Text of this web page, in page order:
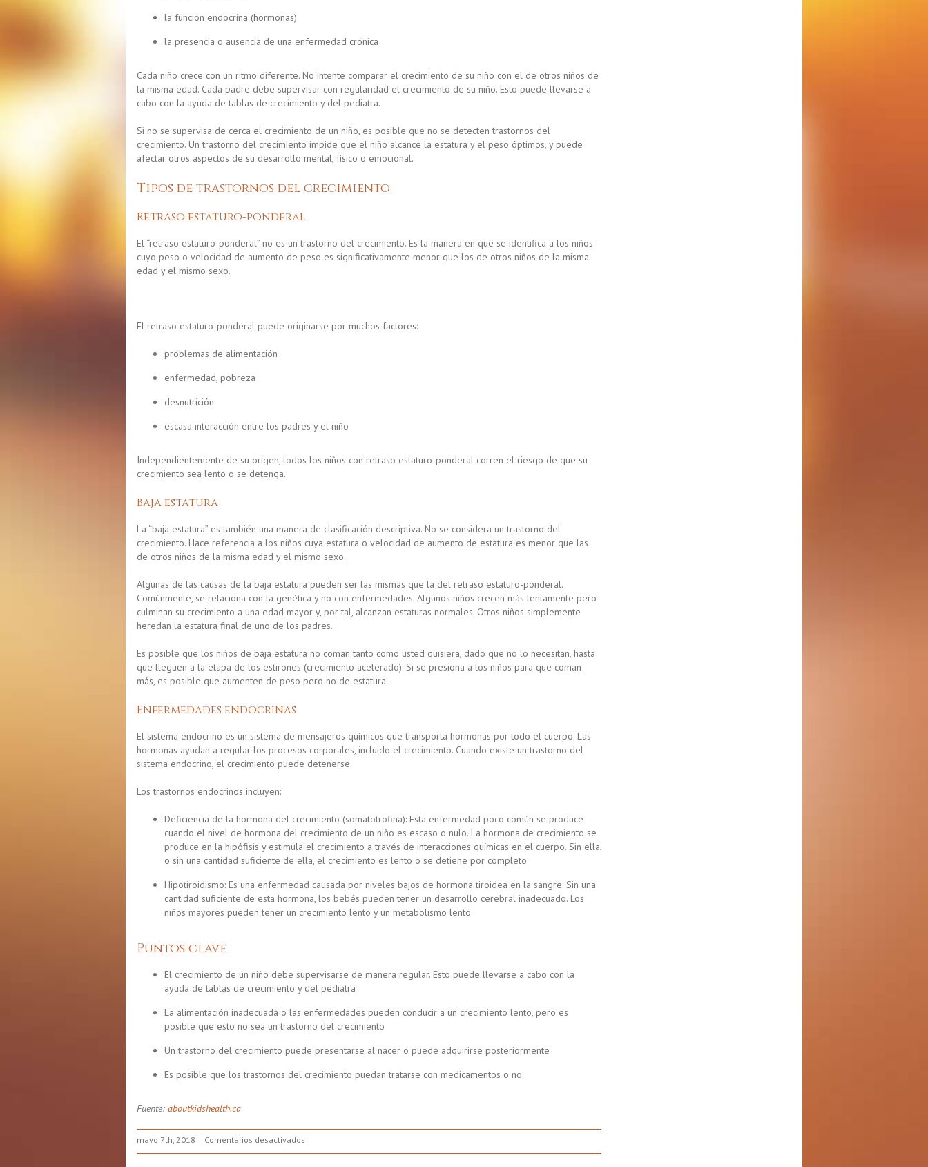
la función endocrina (hormonas)
la presencia o ausencia de una enfermedad crónica
Cada niño crece con un ritmo diferente. No intente comparar el crecimiento de su niño con el de otros niños de
la misma edad. Cada padre debe supervisar con regularidad el crecimiento de su niño. Esto puede llevarse a
cabo con la ayuda de tablas de crecimiento y del pediatra.
Si no se supervisa de cerca el crecimiento de un niño, es posible que no se detecten trastornos del
crecimiento. Un trastorno del crecimiento impide que el niño alcance la estatura y el peso óptimos, y puede
afectar otros aspectos de su desarrollo mental, físico o emocional.
Tipos de trastornos del crecimiento
Retraso estaturo-ponderal
El “retraso estaturo-ponderal” no es un trastorno del crecimiento. Es la manera en que se identifica a los niños
cuyo peso o velocidad de aumento de peso es significativamente menor que los de otros niños de la misma
edad y el mismo sexo.
El retraso estaturo-ponderal puede originarse por muchos factores:
problemas de alimentación
enfermedad, pobreza
desnutrición
escasa interacción entre los padres y el niño
Independientemente de su origen, todos los niños con retraso estaturo-ponderal corren el riesgo de que su
crecimiento sea lento o se detenga.
Baja estatura
La “baja estatura” es también una manera de clasificación descriptiva. No se considera un trastorno del
crecimiento. Hace referencia a los niños cuya estatura o velocidad de aumento de estatura es menor que las
de otros niños de la misma edad y el mismo sexo.
Algunas de las causas de la baja estatura pueden ser las mismas que la del retraso estaturo-ponderal.
Comúnmente, se relaciona con la genética y no con enfermedades. Algunos niños crecen más lentamente pero
culminan su crecimiento a una edad mayor y, por tal, alcanzan estaturas normales. Otros niños simplemente
heredan la estatura final de uno de los padres.
Es posible que los niños de baja estatura no coman tanto como usted quisiera, dado que no lo necesitan, hasta
que lleguen a la etapa de los estirones (crecimiento acelerado). Si se presiona a los niños para que coman
más, es posible que aumenten de peso pero no de estatura.
Enfermedades endocrinas
El sistema endocrino es un sistema de mensajeros químicos que transporta hormonas por todo el cuerpo. Las
hormonas ayudan a regular los procesos corporales, incluido el crecimiento. Cuando existe un trastorno del
sistema endocrino, el crecimiento puede detenerse.
Los trastornos endocrinos incluyen:
Deficiencia de la hormona del crecimiento (somatotrofina): Esta enfermedad poco común se produce
cuando el nivel de hormona del crecimiento de un niño es escaso o nulo. La hormona de crecimiento se
produce en la hipófisis y estimula el crecimiento a través de interacciones químicas en el cuerpo. Sin ella,
o sin una cantidad suficiente de ella, el crecimiento es lento o se detiene por completo
Hipotiroidismo: Es una enfermedad causada por niveles bajos de hormona tiroidea en la sangre. Sin una
cantidad suficiente de esta hormona, los bebés pueden tener un desarrollo cerebral inadecuado. Los
niños mayores pueden tener un crecimiento lento y un metabolismo lento
Puntos clave
El crecimiento de un niño debe supervisarse de manera regular. Esto puede llevarse a cabo con la
ayuda de tablas de crecimiento y del pediatra
La alimentación inadecuada o las enfermedades pueden conducir a un crecimiento lento, pero es
posible que esto no sea un trastorno del crecimiento
Un trastorno del crecimiento puede presentarse al nacer o puede adquirirse posteriormente
Es posible que los trastornos del crecimiento puedan tratarse con medicamentos o no
Fuente: aboutkidshealth.ca
mayo 7th, 2018 Comentarios desactivados
Problemas